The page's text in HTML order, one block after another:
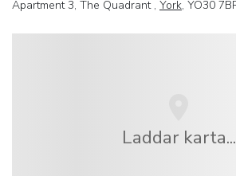
Apartment 3, The Quadrant , York, YO30
Laddar karta...